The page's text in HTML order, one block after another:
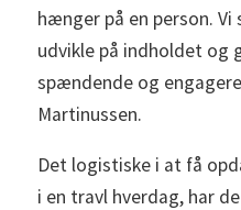
hænger på en person.
udvikle på indholdet og
spændende og
Martinussen.
Det logistiske i at få
i en travl hverdag, har